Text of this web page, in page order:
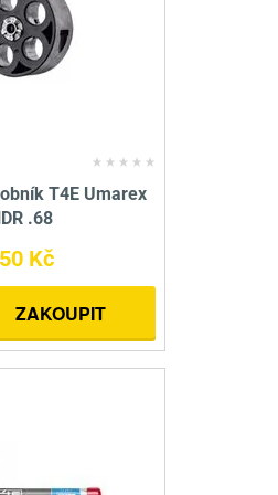
T4E Umarex
.68
Kč
ZAKOUPIT